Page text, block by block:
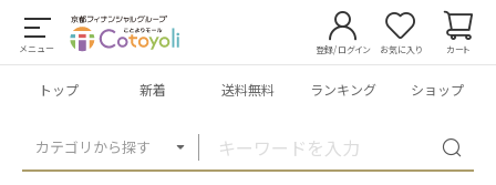
メニュー
カテゴリから探す
登録/ログイン お気に入り カート
トップ 新着 送料無料 ランキング ショップ